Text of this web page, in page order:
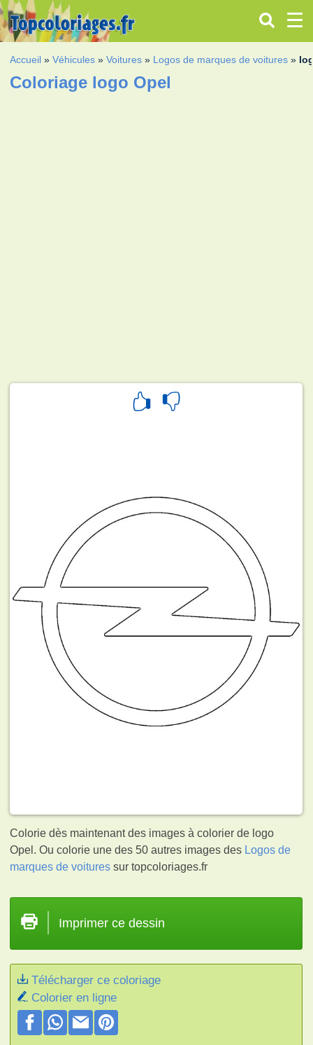
Accueil »Véhicules »Voitures » Logos de marques de voitures »
Coloriage logo Opel
Colorie dès maintenant des images à colorier de logo
Opel. Ou colorie une des 50 autres images des Logos de
marques de voitures sur topcoloriages.fr
Imprimer ce dessin
Télécharger ce coloriage
Colorier en ligne